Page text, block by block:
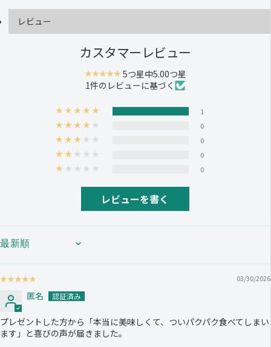
レビュー
カスタマーレビュー
5つ星中5.00つ星
1件のレビューに基づく
1
0
0
0
0
レビューを書く
SORT BY
03/30/2026
匿名
プレゼントした方から「本当に美味しくて、ついパクパク食べてしまい
ます」と喜びの声が届きました。